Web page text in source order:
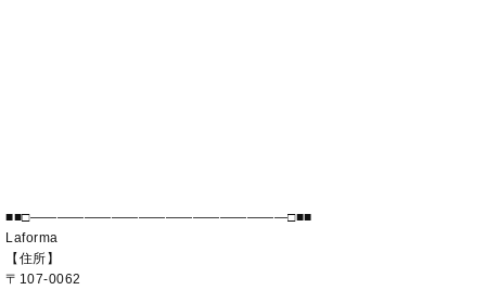
■■□―――――――――――――――――――□■■
Laforma
【住所】
〒107-0062